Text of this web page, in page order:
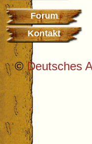
Forum
Kontakt
©Deutsches